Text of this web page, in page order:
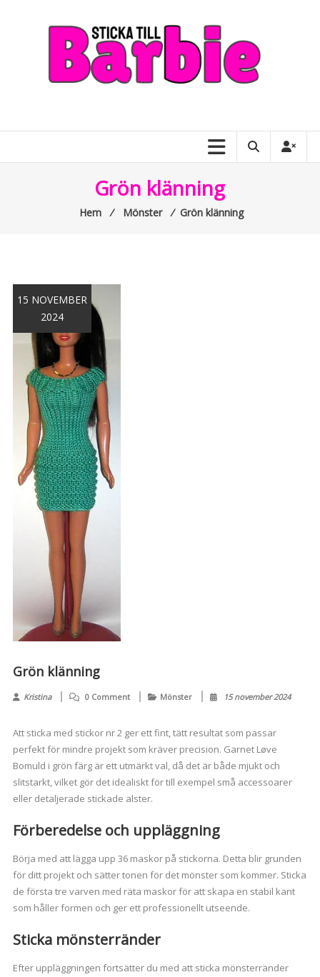
Grön klänning
Hem ⁄ Mönster ⁄ Grön klänning
15 NOVEMBER
2024
Grön klänning
Kristina 0 Comment Mönster 15 november 2024
Att sticka med stickor nr 2 ger ett fint, tätt resultat som passar
perfekt för mindre projekt som kräver precision. Garnet Løve
Bomuld i grön färg är ett utmärkt val, då det är både mjukt och
slitstarkt, vilket gör det idealiskt för till exempel små accessoarer
eller detaljerade stickade alster.
Förberedelse och uppläggning
Börja med att lägga upp 36 maskor på stickorna. Detta blir grunden
för ditt projekt och sätter tonen för det mönster som kommer. Sticka
de första tre varven med räta maskor för att skapa en stabil kant
som håller formen och ger ett professionellt utseende.
Sticka mönsterränder
Efter uppläggningen fortsätter du med att sticka mönsterränder